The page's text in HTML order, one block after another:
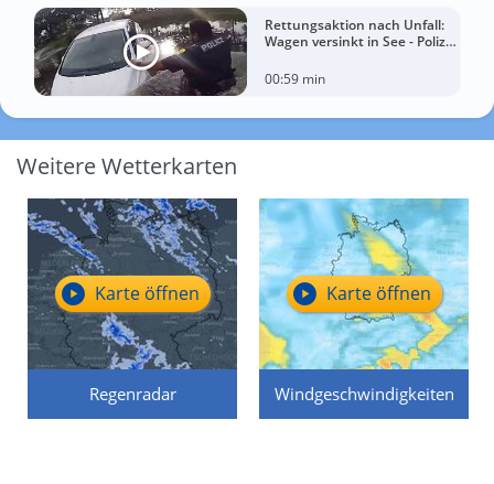
Rettungsaktion nach Unfall:
Wagen versinkt in See - Polizei
00:59 min
Weitere Wetterkarten
Regenradar
Karte öffnen
Windgeschwindigkeiten
Karte öffnen